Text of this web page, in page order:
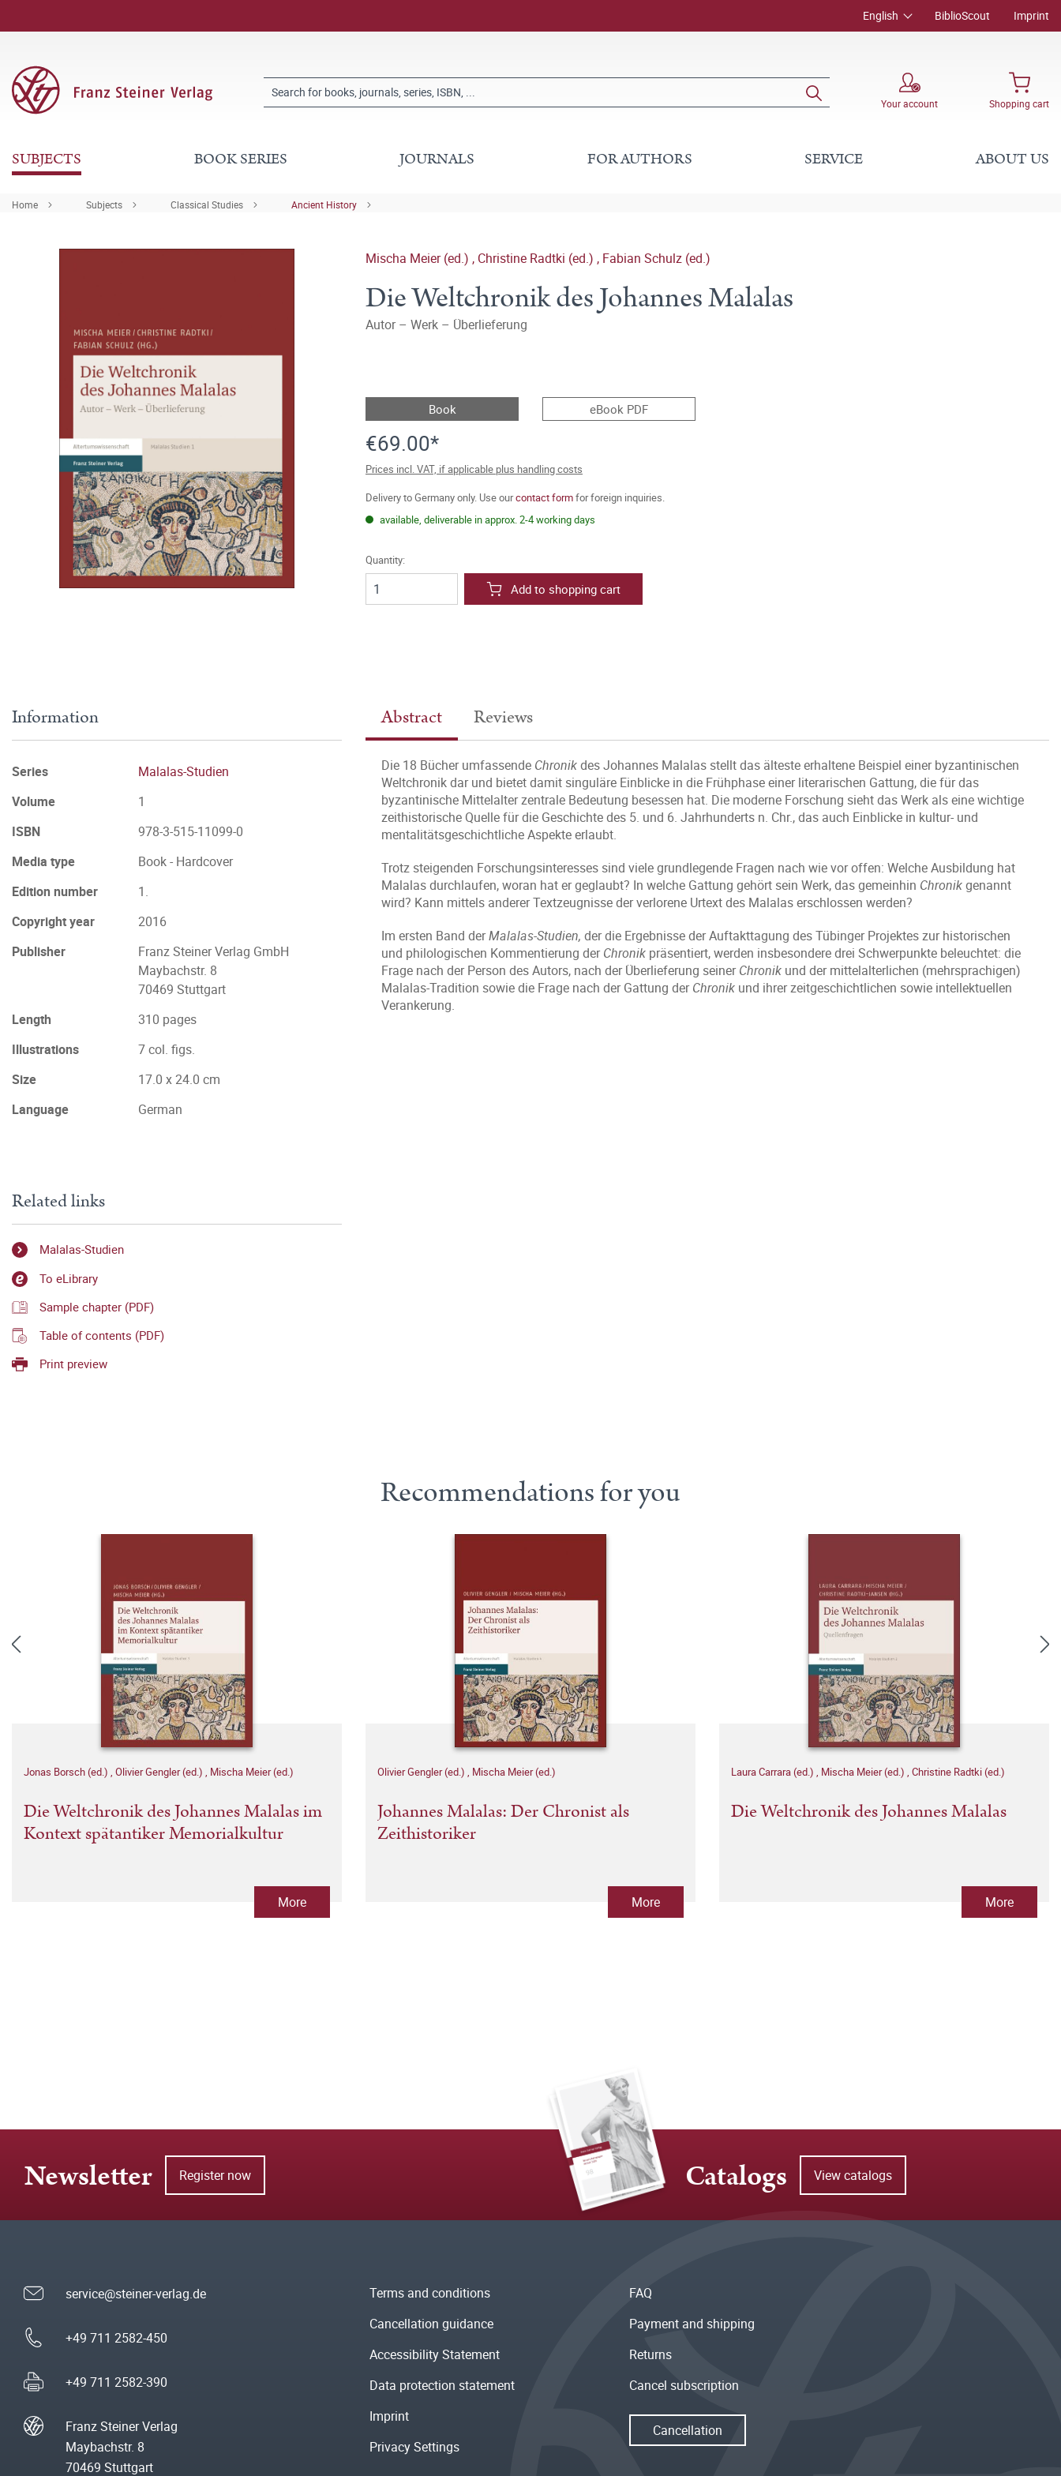
English BiblioScout Imprint
Your account Shopping cart
SUBJECTS BOOK SERIES JOURNALS FOR AUTHORS SERVICE ABOUT US
Home Subjects Classical Studies Ancient History
Mischa Meier (ed.) , Christine Radtki (ed.) , Fabian Schulz (ed.)
Die Weltchronik des Johannes Malalas
Autor – Werk – Überlieferung
Book eBook PDF
€69.00*
Prices incl. VAT, if applicable plus handling costs
Delivery to Germany only. Use ourcontact formfor foreign inquiries.
available, deliverable in approx. 2-4 working days
Quantity:
Add to shopping cart
Abstract Reviews
Die 18 Bücher umfassende Chronikdes Johannes Malalas stellt das älteste erhaltene Beispiel einer byzantinischen
Weltchronik dar und bietet damit singuläre Einblicke in die Frühphase einer literarischen Gattung, die für das
byzantinische Mittelalter zentrale Bedeutung besessen hat. Die moderne Forschung sieht das Werk als eine wichtige
zeithistorische Quelle für die Geschichte des 5. und 6. Jahrhunderts n. Chr., das auch Einblicke in kultur- und
mentalitätsgeschichtliche Aspekte erlaubt.
Trotz steigenden Forschungsinteresses sind viele grundlegende Fragen nach wie vor offen: Welche Ausbildung hat
Malalas durchlaufen, woran hat er geglaubt? In welche Gattung gehört sein Werk, das gemeinhin Chronikgenannt
wird? Kann mittels anderer Textzeugnisse der verlorene Urtext des Malalas erschlossen werden?
Im ersten Band derMalalas-Studien, der die Ergebnisse der Auftakttagung des Tübinger Projektes zur historischen
und philologischen Kommentierung derChronik präsentiert, werden insbesondere drei Schwerpunkte beleuchtet: die
Frage nach der Person des Autors, nach der Überlieferung seinerChronik und der mittelalterlichen (mehrsprachigen)
Malalas-Tradition sowie die Frage nach der Gattung derChronik und ihrer zeitgeschichtlichen sowie intellektuellen
Verankerung.
Information
Series
Malalas-Studien
Volume
1
ISBN
978-3-515-11099-0
Media type
Book - Hardcover
Edition number
1.
Copyright year
2016
Publisher
Franz Steiner Verlag GmbH
Maybachstr. 8
70469 Stuttgart
Length
310 pages
Illustrations
7 col. figs.
Size
17.0 x 24.0 cm
Language
German
Related links
Malalas-Studien
To eLibrary
Sample chapter (PDF)
Table of contents (PDF)
Print preview
Recommendations for you
Jonas Borsch (ed.) , Olivier Gengler (ed.) , Mischa Meier (ed.)
Die Weltchronik des Johannes Malalas im
Kontext spätantiker Memorialkultur
More
Olivier Gengler (ed.) , Mischa Meier (ed.)
Johannes Malalas: Der Chronist als
Zeithistoriker
More
Laura Carrara (ed.) , Mischa Meier (ed.) , Christine Radtki (ed.)
Die Weltchronik des Johannes Malalas
More
Newsletter Register now Catalogs View catalogs
service@steiner-verlag.de
+49 711 2582-450
+49 711 2582-390
Franz Steiner Verlag
Maybachstr. 8
70469 Stuttgart
Terms and conditions
Cancellation guidance
Accessibility Statement
Data protection statement
Imprint
Privacy Settings
FAQ
Payment and shipping
Returns
Cancel subscription
Cancellation